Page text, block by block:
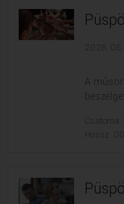
A
Hossz: